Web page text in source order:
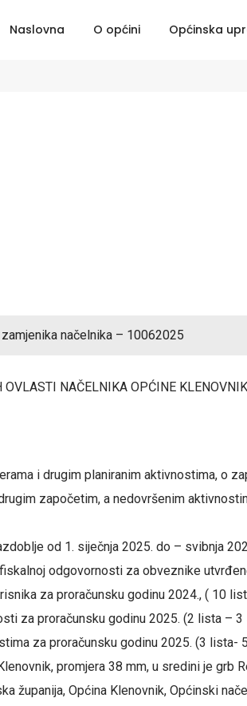
Naslovna O općini Općinska
načelnika – 10062025
NAČELNIKA OPĆINE KLENOVNIK
i drugim planiranim aktivnostima, o
započetim, a nedovršenim
od 1. siječnja 2025. do – svibnja
odgovornosti za obveznike
za proračunsku godinu 2024., ( 10
za proračunsku godinu 2025. (2 lista –
za proračunsku godinu 2025. (3 lista-
promjera 38 mm, u sredini je grb
županija, Općina Klenovnik, Općinski